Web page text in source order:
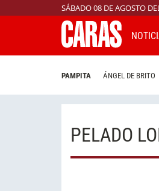
SÁBADO 08 DE AGOSTO
PAMPITA ÁNGEL DE BRITO
PELADO